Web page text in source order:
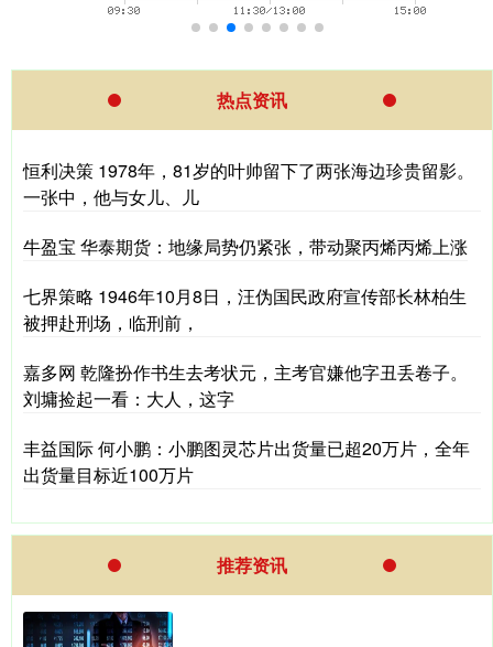
热点资讯
恒利决策 1978年，81岁的叶帅留下了两张海边珍贵留影。
一张中，他与女儿、儿
牛盈宝 华泰期货：地缘局势仍紧张，带动聚丙烯丙烯上涨
七界策略 1946年10月8日，汪伪国民政府宣传部长林柏生
被押赴刑场，临刑前，
嘉多网 乾隆扮作书生去考状元，主考官嫌他字丑丢卷子。
刘墉捡起一看：大人，这字
丰益国际 何小鹏：小鹏图灵芯片出货量已超20万片，全年
出货量目标近100万片
推荐资讯